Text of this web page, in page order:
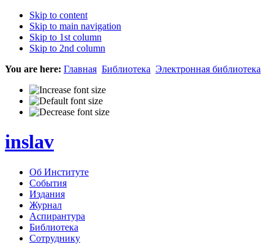
Skip to content
Skip to main navigation
Skip to 1st column
Skip to 2nd column
You are here: Главная Библиотека Электронная библиотека
inslav
Об Институте
События
Издания
Журнал
Аспирантура
Библиотека
Сотруднику